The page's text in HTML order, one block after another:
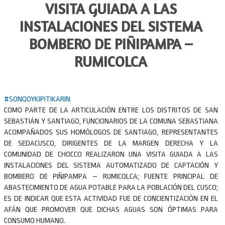
VISITA GUIADA A LAS
INSTALACIONES DEL SISTEMA
BOMBERO DE PIÑIPAMPA –
RUMICOLCA
#SONQOYKIPITIKARIN
COMO PARTE DE LA ARTICULACIÓN ENTRE LOS DISTRITOS DE SAN
SEBASTIÁN Y SANTIAGO, FUNCIONARIOS DE LA COMUNA SEBASTIANA
ACOMPAÑADOS SUS HOMÓLOGOS DE SANTIAGO, REPRESENTANTES
DE SEDACUSCO, DIRIGENTES DE LA MARGEN DERECHA Y LA
COMUNIDAD DE CHOCCO REALIZARON UNA VISITA GUIADA A LAS
INSTALACIONES DEL SISTEMA AUTOMATIZADO DE CAPTACIÓN Y
BOMBERO DE PIÑIPAMPA – RUMICOLCA; FUENTE PRINCIPAL DE
ABASTECIMIENTO DE AGUA POTABLE PARA LA POBLACIÓN DEL CUSCO;
ES DE INDICAR QUE ESTA ACTIVIDAD FUE DE CONCIENTIZACIÓN EN EL
AFÁN QUE PROMOVER QUE DICHAS AGUAS SON ÓPTIMAS PARA
CONSUMO HUMANO.